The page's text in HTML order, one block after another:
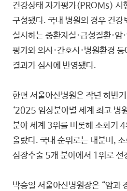
건강상태 자가평가(PROMs)
구성됐다. 국내 병원의 경우 건강
실시하는 중환자실·급성질환·암
평가와 의사·간호사·병원환경
결과가 심사에 반영됐다.
한편 서울아산병원은 작년 하반
‘2025 임상분야별 세계 최고 병
분야 세계 3위를 비롯해 소화기 4
올랐다. 국내 순위로는 내분비,
심장수술 5개 분야에서 1위로 선
박승일 서울아산병원장은 “암과